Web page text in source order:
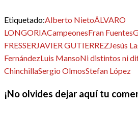
Etiquetado:Alberto NietoÁLVARO
LONGORIACampeonesFran Fuentes
FRESSER JAVIER GUTIERREZJesús
FernándezLuis MansoNi distintos ni
ChinchillaSergio OlmosStefan López
¡No olvides dejar aquí tu